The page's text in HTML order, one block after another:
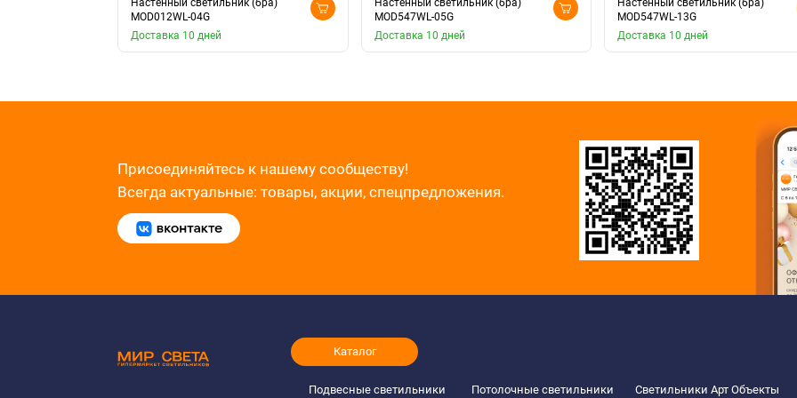
MOD012WL-04G
Доставка 10 дней
MOD547WL-05G
Доставка 10 дней
MOD547WL-13G
Доставка 10 дней
Присоединяйтесь к нашему сообществу!
Всегда актуальные: товары, акции, спецпредложения.
Каталог
Подвесные светильники Потолочные светильники Светильники Арт Объекты